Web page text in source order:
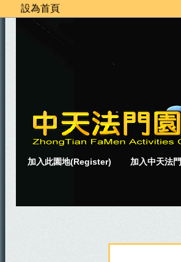
設為首頁
加入此園地(Register) 加入中天法